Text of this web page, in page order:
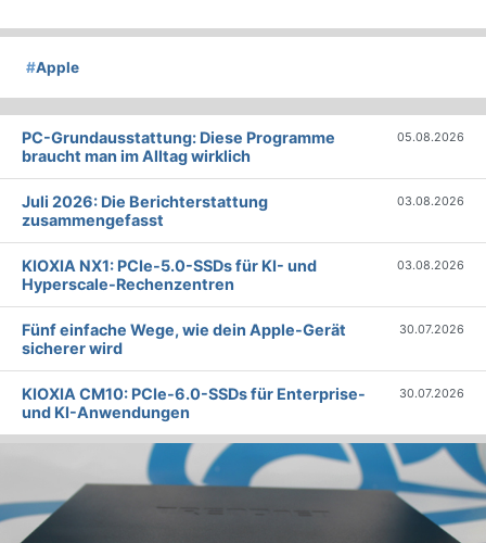
#Apple
PC-Grundausstattung: Diese Programme
braucht man im Alltag wirklich
05.08.2026
Juli 2026: Die Bericht­erstattung
zusammengefasst
03.08.2026
KIOXIA NX1: PCIe-5.0-SSDs für KI- und
Hyperscale-Rechenzentren
03.08.2026
Fünf einfache Wege, wie dein Apple-Gerät
sicherer wird
30.07.2026
KIOXIA CM10: PCIe-6.0-SSDs für Enterprise-
und KI-Anwendungen
30.07.2026